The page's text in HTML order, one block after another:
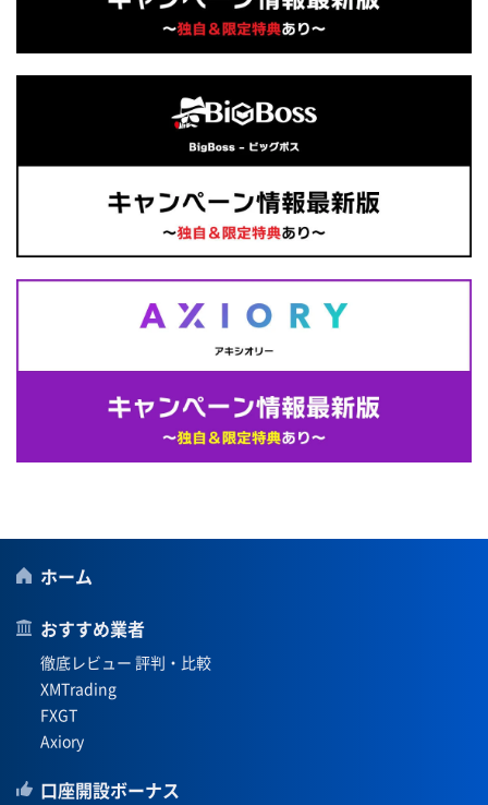
ホーム
おすすめ業者
徹底レビュー 評判・比較
XMTrading
FXGT
Axiory
口座開設ボーナス